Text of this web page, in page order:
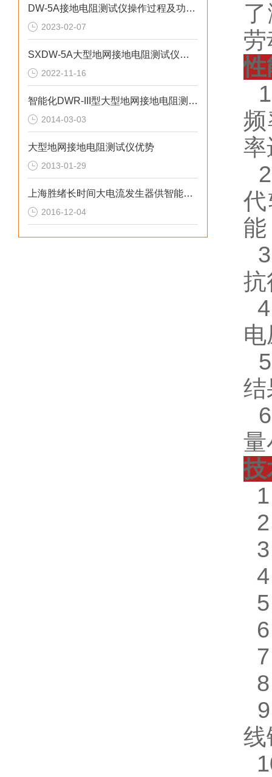
DW-5A接地电阻测试仪操作过程及功能说明
2023-02-07
SXDW-5A大型地网接地电阻测试仪的测试原理和使用注意事项
2022-11-16
智能化DWR-III型大型地网接地电阻测试仪特点
2014-03-03
大型地网接地电阻测试仪优势
2013-01-29
上海胜绪长时间大电流发生器供智能电网使用
2016-12-04
性
率
抗
结
量
技
线